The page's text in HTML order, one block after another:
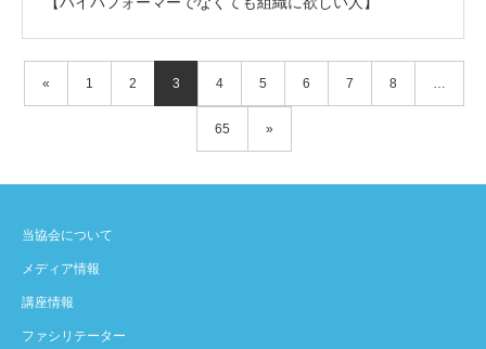
« 1 2 3 4 5 6 7 8 …
65 »
当協会について
メディア情報
講座情報
ファシリテーター